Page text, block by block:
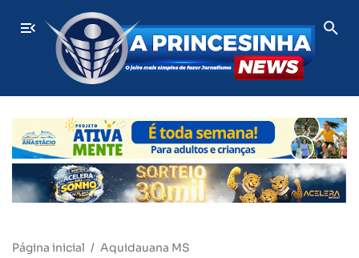
ÚLTIMAS
da ex e baleou companheira em bar de MS é
Página inicial Aquidauana MS